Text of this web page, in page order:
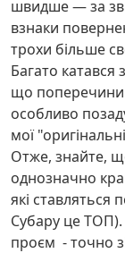
швидше — за
взнаки
трохи більше
Багато катався
що поперечини
особливо
мої
Отже, знайте,
однозначно
які ставляться
Субару це
проєм - точно